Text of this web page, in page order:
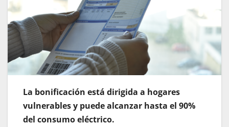
La bonificación está dirigida a hogares
vulnerables y puede alcanzar hasta el 90%
del consumo eléctrico.